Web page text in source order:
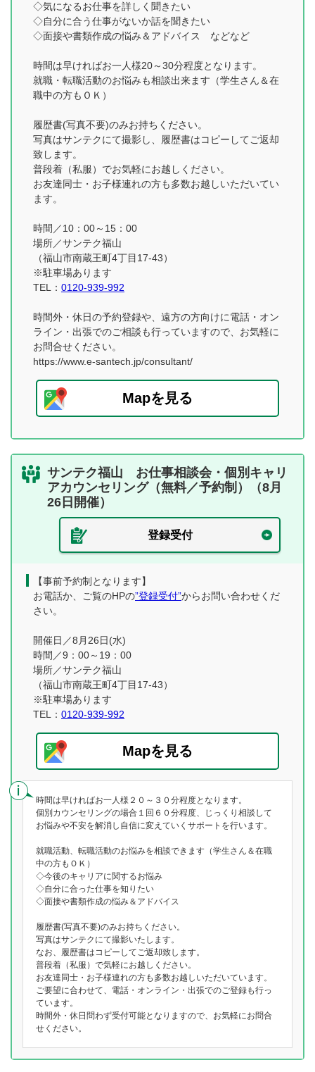
◇気になるお仕事を詳しく聞きたい
◇自分に合う仕事がないか話を聞きたい
◇面接や書類作成の悩み＆アドバイス などなど
時間は早ければお一人様20～30分程度となります。
就職・転職活動のお悩みも相談出来ます（学生さん＆在
職中の方もＯＫ）
履歴書(写真不要)のみお持ちください。
写真はサンテクにて撮影し、履歴書はコピーしてご返却
致します。
普段着（私服）でお気軽にお越しください。
お友達同士・お子様連れの方も多数お越しいただいてい
ます。
時間／10：00～15：00
場所／サンテク福山
（福山市南蔵王町4丁目17-43）
※駐車場あります
TEL： 0120-939-992
時間外・休日の予約登録や、遠方の方向けに電話・オン
ライン・出張でのご相談も行っていますので、お気軽に
お問合せください。
https://www.e-santech.jp/consultant/
Mapを見る
サンテク福山 お仕事相談会・個別キャリ
アカウンセリング（無料／予約制）（8月
26日開催）
登録受付
【事前予約制となります】
お電話か、ご覧のHPの”登録受付”からお問い合わせくだ
さい。
開催日／8月26日(水)
時間／9：00～19：00
場所／サンテク福山
（福山市南蔵王町4丁目17-43）
※駐車場あります
TEL： 0120-939-992
Mapを見る
時間は早ければお一人様２０～３０分程度となります。
個別カウンセリングの場合１回６０分程度、じっくり相談して
お悩みや不安を解消し自信に変えていくサポートを行います。
就職活動、転職活動のお悩みを相談できます（学生さん＆在職
中の方もＯＫ）
◇今後のキャリアに関するお悩み
◇自分に合った仕事を知りたい
◇面接や書類作成の悩み＆アドバイス
履歴書(写真不要)のみお持ちください。
写真はサンテクにて撮影いたします。
なお、履歴書はコピーしてご返却致します。
普段着（私服）で気軽にお越しください。
お友達同士・お子様連れの方も多数お越しいただいています。
ご要望に合わせて、電話・オンライン・出張でのご登録も行っ
ています。
時間外・休日問わず受付可能となりますので、お気軽にお問合
せください。